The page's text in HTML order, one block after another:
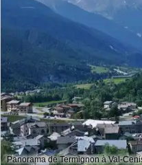
Panorama de Termignon à Val-